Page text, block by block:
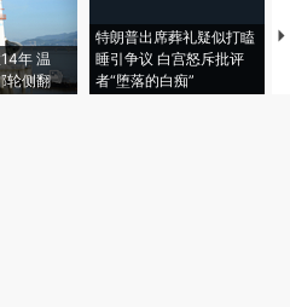
年 温
轮侧翻
特朗普出席葬礼疑似打瞌
睡引争议 白宫怒斥批评
者“堕落的白痴”